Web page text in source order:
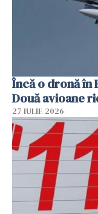
Încă o dronă în
Două avioane
27 IULIE 2026